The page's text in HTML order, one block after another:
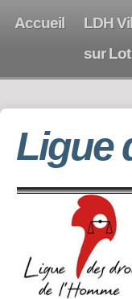
Accueil
LDH
sur Lot
Ligue